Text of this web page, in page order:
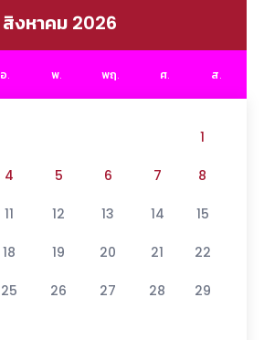
สิงหาคม 2026
อ. พ. พฤ. ศ. ส.
1
4 5 6 7 8
11 12 13 14 15
18 19 20 21 22
25 26 27 28 29